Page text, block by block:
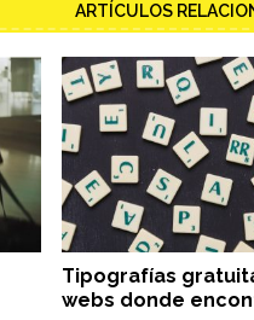
ARTÍCULOS
Tipografías
webs donde